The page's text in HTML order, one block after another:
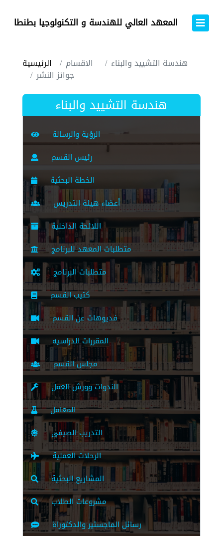
المعهد العالي للهندسة و التكنولوجيا بطنطا
الرئيسية الاقسام هندسة التشييد والبناء
جوائز النشر
هندسة التشييد والبناء
الرؤية والرسالة
رئيس القسم
الخطة البحثية
أعضاء هيئة التدريس
اللائحة الداخلية
متطلبات المعهد للبرنامج
متطلبات البرنامج
كتيب القسم
فديوهات عن القسم
المقررات الدراسيه
مجلس القسم
الندوات وورش العمل
المعامل
التدريب الصيفى
الرحلات العملية
المشاريع البحثية
مشروعات الطلاب
رسائل الماجستير والدكتوراة